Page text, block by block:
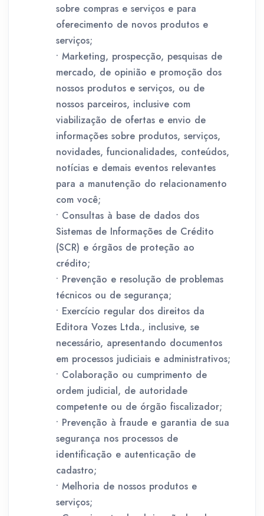
sobre compras e serviços e para
oferecimento de novos produtos e
serviços;
• Marketing, prospecção, pesquisas de
mercado, de opinião e promoção dos
nossos produtos e serviços, ou de
nossos parceiros, inclusive com
viabilização de ofertas e envio de
informações sobre produtos, serviços,
novidades, funcionalidades, conteúdos,
notícias e demais eventos relevantes
para a manutenção do relacionamento
com você;
• Consultas à base de dados dos
Sistemas de Informações de Crédito
(SCR) e órgãos de proteção ao
crédito;
• Prevenção e resolução de problemas
técnicos ou de segurança;
• Exercício regular dos direitos da
Editora Vozes Ltda., inclusive, se
necessário, apresentando documentos
em processos judiciais e administrativos;
• Colaboração ou cumprimento de
ordem judicial, de autoridade
competente ou de órgão fiscalizador;
• Prevenção à fraude e garantia de sua
segurança nos processos de
identificação e autenticação de
cadastro;
• Melhoria de nossos produtos e
serviços;